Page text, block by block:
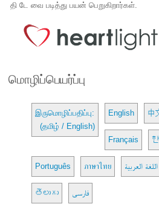
தி டே வை படித்து பயன் பெறுகிறார்கள்.
மொழிப்பெயர்ப்பு
இருமொழிப்பதிப்பு:
(தமிழ் / English)
English 中
Français
Português ภาษาไทย اللغة العربية
తెలుగు فارسی